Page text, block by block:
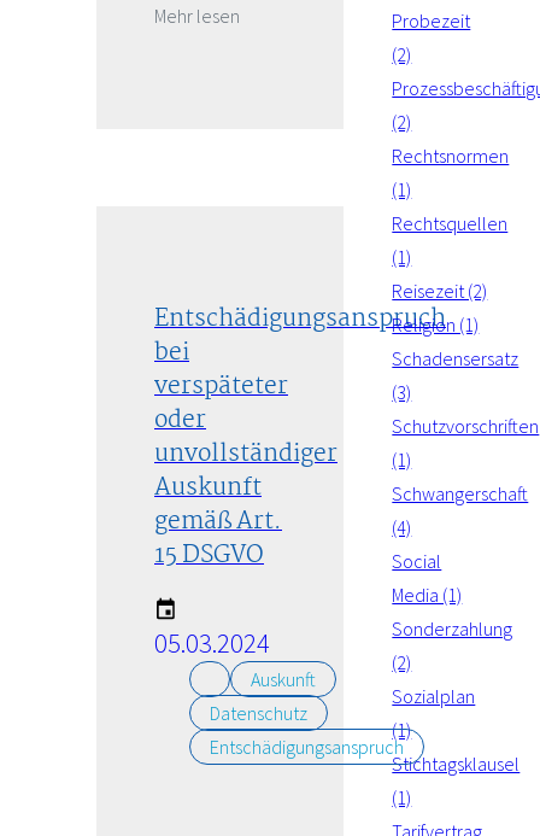
Mehr lesen
Entschädigungsanspruch
bei
verspäteter
oder
unvollständiger
Auskunft
gemäß Art.
15 DSGVO
05.03.2024
Auskunft
Datenschutz
Entschädigungsanspruch
Probezeit
(2)
(2)
Rechtsnormen
(1)
Rechtsquellen
(1)
Reisezeit (2)
Religion (1)
Schadensersatz
(3)
Schutzvorschriften
(1)
Schwangerschaft
(4)
Social
Media (1)
Sonderzahlung
(2)
Sozialplan
(1)
Stichtagsklausel
(1)
Tarifvertrag